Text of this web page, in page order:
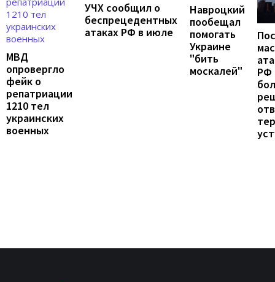
МВД
опровергло
фейк о
репатриации
1210 тел
украинских
военных
УЧХ сообщил о
беспрецедентных
атаках РФ в июле
Навроцкий
пообещал
помогать
Украине
"бить
москалей"
РФ